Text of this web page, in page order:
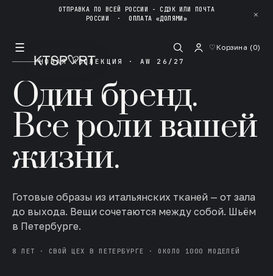
ОТПРАВКА ПО ВСЕЙ РОССИИ - СДЭК ИЛИ ПОЧТА
РОССИИ ·ОПЛАТА «ДОЛЯМИ» ✕
☰ ♡Корзина (0)
НОВАЯ КОЛЛЕКЦИЯ · AW 26/27
Один бренд.
Все роли вашей
жизни.
Готовые образы из итальянских тканей — от зала
до выхода. Вещи сочетаются между собой. Шьём
в Петербурге.
8 ЛЕТ · СВОЙ ЦЕХ В ПЕТЕРБУРГЕ · ОКОЛО 1000 МОДЕЛЕЙ